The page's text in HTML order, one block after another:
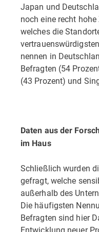
Japan und
noch eine recht
welches die
nennen in
Befragten (54
(43 Prozent) und
Daten aus der
im Haus
Schließlich wurden
gefragt, welche
außerhalb des
Die häufigsten
Befragten sind hier
Entwicklung neuer